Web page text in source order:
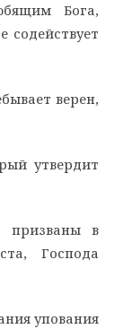
Бога,
содействует
верен,
утвердит
в
Господа
упования